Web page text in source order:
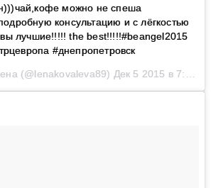
можно не спеша
консультацию и с лёгкостью
лучшие!!!!! the best!!!!!#beangel2015
#днепропетровск
(@lenakovaleva89) Дек 5 2015 в 7:46 PST